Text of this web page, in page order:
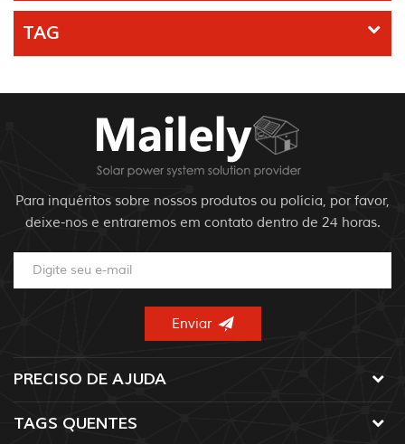
TAG
Para inquéritos sobre nossos produtos ou polícia, por favor,
deixe-nos e entraremos em contato dentro de 24 horas.
PRECISO DE AJUDA
TAGS QUENTES